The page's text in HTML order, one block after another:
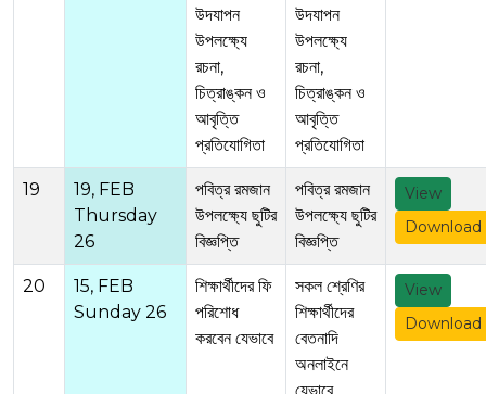
উদযাপন
উপলক্ষ্যে
রচনা,
চিত্রাঙ্কন ও
আবৃত্তি
প্রতিযোগিতা
উদযাপন
উপলক্ষ্যে
রচনা,
চিত্রাঙ্কন ও
আবৃত্তি
প্রতিযোগিতা
19
19, FEB
Thursday
26
পবিত্র রমজান
উপলক্ষ্যে ছুটির
বিজ্ঞপ্তি
পবিত্র রমজান
উপলক্ষ্যে ছুটির
বিজ্ঞপ্তি
View
Download
20
15, FEB
Sunday 26
শিক্ষার্থীদের ফি
পরিশোধ
করবেন যেভাবে
সকল শ্রেণির
শিক্ষার্থীদের
বেতনাদি
অনলাইনে
View
Download